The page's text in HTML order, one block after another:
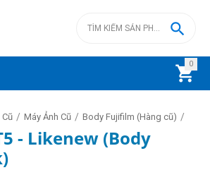
0


/ Máy Ảnh Cũ / Body Fujifilm (Hàng cũ) /
- Likenew (Body